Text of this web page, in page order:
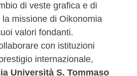
di veste grafica e di
missione di Oikonomia
valori fondanti.
con istituzioni
internazionale,
Università S. Tommaso